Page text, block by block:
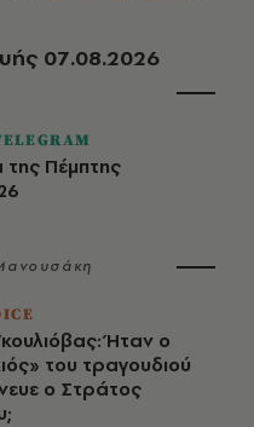
07.08.2026
Πέμπτης
Ήταν ο
του τραγουδιού
ο Στράτος